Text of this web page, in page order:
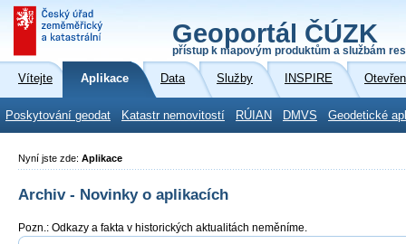
Geoportál ČÚZK
přístup k mapovým produktům a službám
Vítejte Aplikace Data Služby INSPIRE
Poskytování geodat Katastr nemovitostí RÚIAN DMVS Geodetické
Nyní jste zde: Aplikace
Archiv - Novinky o aplikacích
Pozn.: Odkazy a fakta v historických aktualitách neměníme.